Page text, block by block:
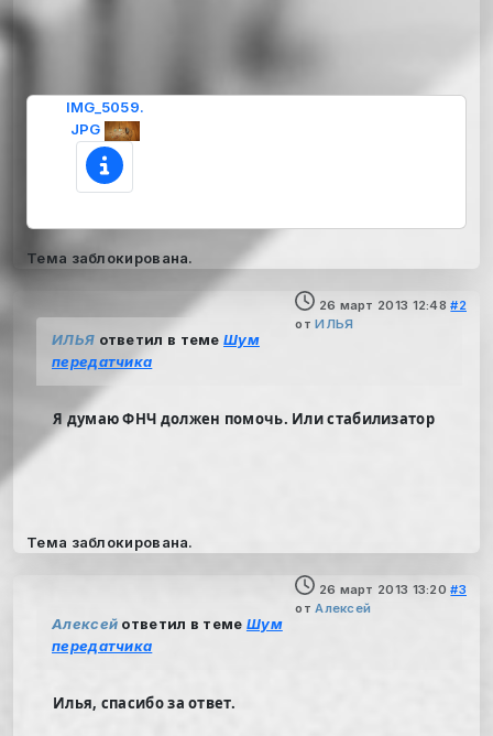
IMG_5059.
JPG
Тема заблокирована.
26 март 2013 12:48 #2
отИЛЬЯ
ИЛЬЯ ответил в темеШум
передатчика
Я думаю ФНЧ должен помочь. Или стабилизатор
Тема заблокирована.
26 март 2013 13:20 #3
отАлексей
Алексей ответил в теме Шум
передатчика
Илья, спасибо за ответ.